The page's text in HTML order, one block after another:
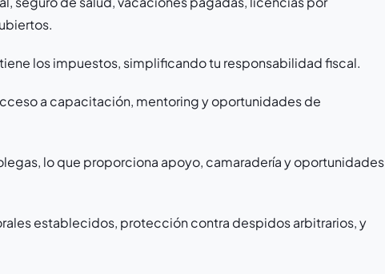
los impuestos, simplificando tu responsabilidad fiscal.
a capacitación, mentoring y oportunidades de
lo que proporciona apoyo, camaradería y oportunidades
establecidos, protección contra despidos arbitrarios, y